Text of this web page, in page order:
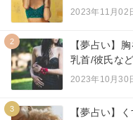
2023年11月02
2
【夢占い】
乳首/彼氏な
2023年10月30
3
【夢占い】